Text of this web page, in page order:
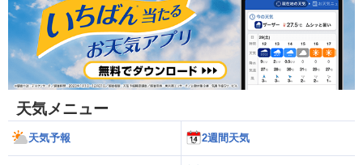
天気メニュー
天気予報 2週間天気